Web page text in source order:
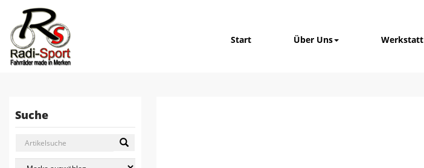
Start Über Uns Werkstatt
Suche